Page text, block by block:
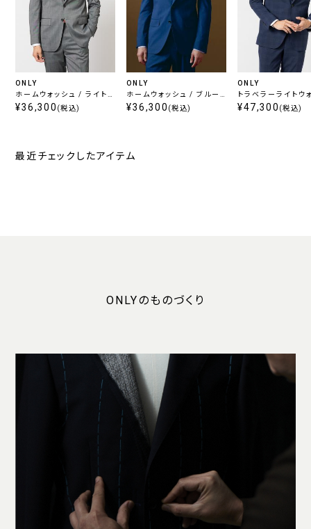
ONLY
ホームウォッシュ / ライトグ
レー無地
¥36,300 (税込)
ONLY
ホームウォッシュ / ブルー
ストライプ
¥36,300 (税込)
ONLY
トラベラーライトウ
/ プラスパンツセッ
¥47,300 (税込)
最近チェックしたアイテム
ONLYのものづくり